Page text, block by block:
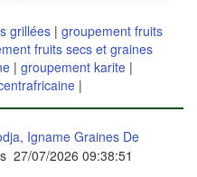
grillées | groupement fruits
fruits secs et graines
| groupement karite |
|
Igname Graines De
27/07/2026 09:38:51